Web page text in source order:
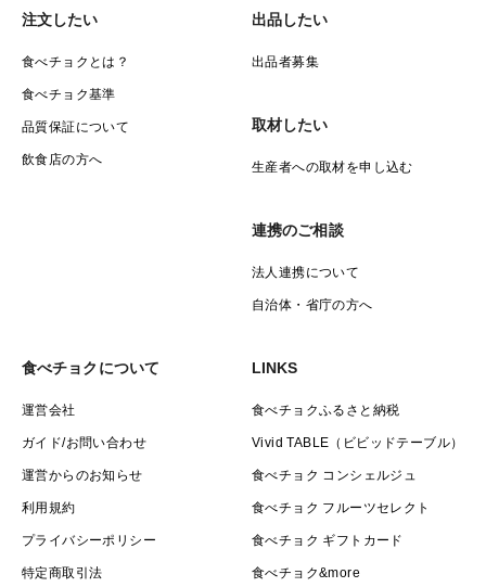
注文したい
食べチョクとは？
食べチョク基準
品質保証について
飲食店の方へ
出品したい
出品者募集
取材したい
生産者への取材を申し込む
連携のご相談
法人連携について
自治体・省庁の方へ
食べチョクについて
運営会社
ガイド/お問い合わせ
運営からのお知らせ
利用規約
プライバシーポリシー
特定商取引法
LINKS
食べチョクふるさと納税
Vivid TABLE（ビビッドテーブル）
食べチョク コンシェルジュ
食べチョク フルーツセレクト
食べチョク ギフトカード
食べチョク&more